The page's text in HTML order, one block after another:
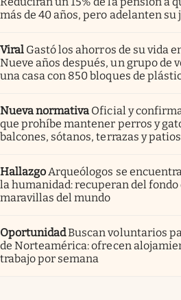
más de 40 años, pero adelanten
Viral Gastó los ahorros de su vida
Nueve años después, un grupo de
una casa con 850 bloques de
Nueva normativa Oficial y
que prohíbe mantener perros y
balcones, sótanos, terrazas y patios
HallazgoArqueólogos se
la humanidad: recuperan del fondo
maravillas del mundo
OportunidadBuscan voluntarios
de Norteamérica: ofrecen
trabajo por semana